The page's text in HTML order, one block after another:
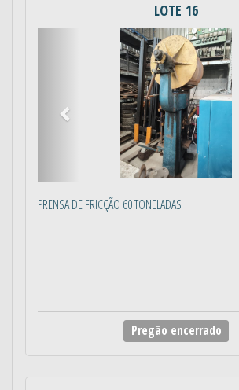
LOTE 16
PRENSA DE FRICÇÃO 60 TONELADAS
Pregão encerrado